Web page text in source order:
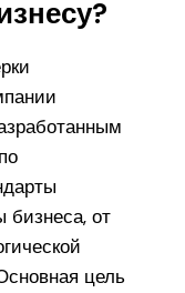
бизнеса, от
цель